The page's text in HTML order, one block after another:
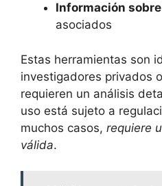
Información
asociados
Estas herramientas son
investigadores privados
requieren un análisis
uso está sujeto a
muchos casos, requiere
válida.